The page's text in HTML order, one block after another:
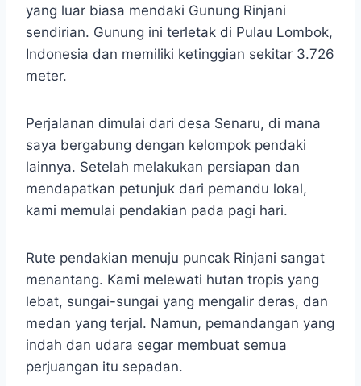
yang luar biasa mendaki Gunung Rinjani
sendirian. Gunung ini terletak di Pulau Lombok,
Indonesia dan memiliki ketinggian sekitar 3.726
meter.
Perjalanan dimulai dari desa Senaru, di mana
saya bergabung dengan kelompok pendaki
lainnya. Setelah melakukan persiapan dan
mendapatkan petunjuk dari pemandu lokal,
kami memulai pendakian pada pagi hari.
Rute pendakian menuju puncak Rinjani sangat
menantang. Kami melewati hutan tropis yang
lebat, sungai-sungai yang mengalir deras, dan
medan yang terjal. Namun, pemandangan yang
indah dan udara segar membuat semua
perjuangan itu sepadan.